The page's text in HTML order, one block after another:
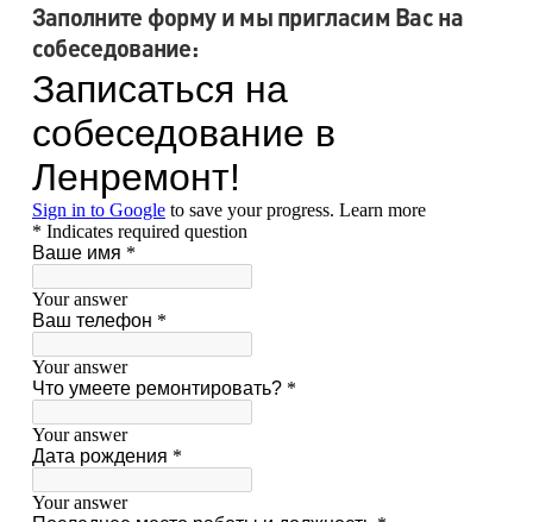
Заполните форму и мы пригласим Вас на
собеседование: